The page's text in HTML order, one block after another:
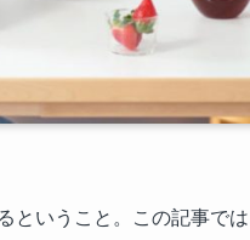
ということ。この記事で